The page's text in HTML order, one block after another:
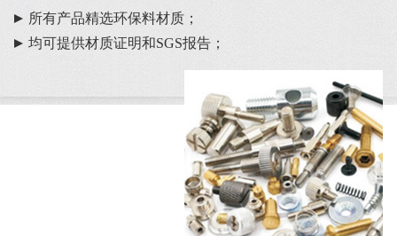
所有产品精选环保料材质；
均可提供材质证明和SGS报告；